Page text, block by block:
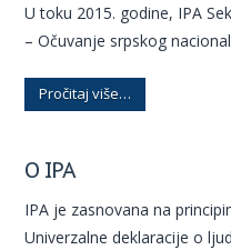
U toku 2015. godine, IPA
– Očuvanje srpskog
Pročitaj više…
O IPA
IPA je zasnovana na
Univerzalne deklaracije o